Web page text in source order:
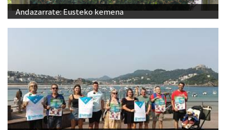
Andazarrate: Eusteko kemena